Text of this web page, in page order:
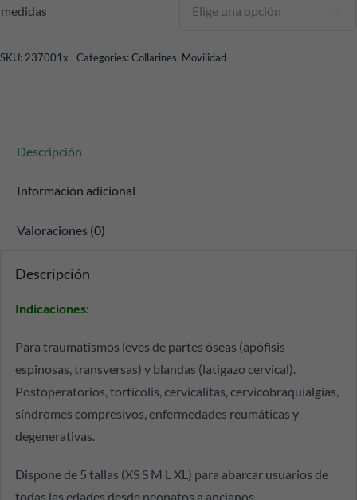
medidas
SKU: 237001x Categories:Collarines, Movilidad
Descripción
Información adicional
Valoraciones (0)
Descripción
Indicaciones:
Para traumatismos leves de partes óseas (apófisis
espinosas, transversas) y blandas (latigazo cervical).
Postoperatorios, tortícolis, cervicalitas, cervicobraquialgias,
síndromes compresivos, enfermedades reumáticas y
degenerativas.
Dispone de 5 tallas (XS S M L XL) para abarcar usuarios de
todas las edades desde neonatos a ancianos.